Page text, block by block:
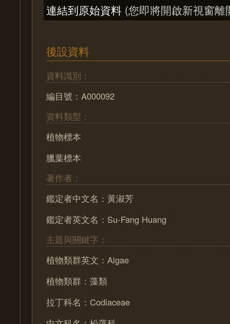
連結到原始資料 (您即將開啟新視窗離
後設資料
資料識別：
編目號：A000092
資料類型：
植物標本
臘葉標本
著作者：
鑑定者中文名：黃淑芳
鑑定者英文名：Su-Fang Huang
主題與關鍵字：
植物類群英文：Algae
植物類群：藻類
拉丁科名：Codiaceae